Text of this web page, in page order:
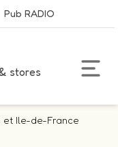
Pub RADIO
stores
et Ile-de-France